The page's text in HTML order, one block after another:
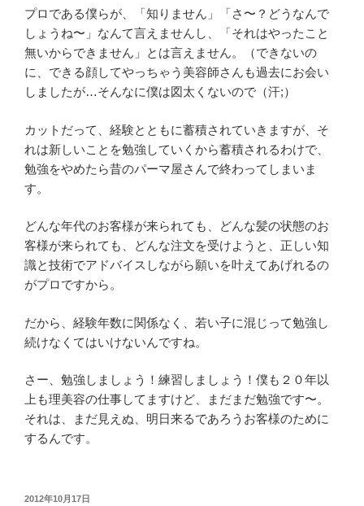
プロである僕らが、「知りません」「さ〜？どうなんで
しょうね〜」なんて言えませんし、「それはやったこと
無いからできません」とは言えません。（できないの
に、できる顔してやっちゃう美容師さんも過去にお会い
しましたが…そんなに僕は図太くないので（汗;）
カットだって、経験とともに蓄積されていきますが、そ
れは新しいことを勉強していくから蓄積されるわけで、
勉強をやめたら昔のパーマ屋さんで終わってしまいま
す。
どんな年代のお客様が来られても、どんな髪の状態のお
客様が来られても、どんな注文を受けようと、正しい知
識と技術でアドバイスしながら願いを叶えてあげれるの
がプロですから。
だから、経験年数に関係なく、若い子に混じって勉強し
続けなくてはいけないんですね。
さー、勉強しましょう！練習しましょう！僕も２０年以
上も理美容の仕事してますけど、まだまだ勉強です〜。
それは、まだ見えぬ、明日来るであろうお客様のために
するんです。
投
2012年10月17日